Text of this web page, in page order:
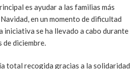
es ayudar a las familias más
en un momento de dificultad
iniciativa se ha llevado a cabo durante
de diciembre.
total recogida gracias a la solidaridad